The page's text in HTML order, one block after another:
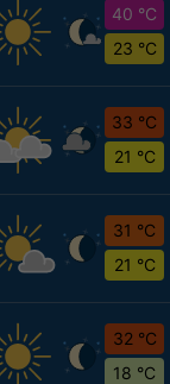
40 °C
23 °C
33 °C
21 °C
31 °C
21 °C
32 °C
18 °C